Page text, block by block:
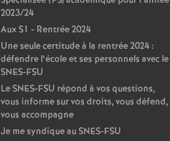
2023/24
Aux S1 - Rentrée 2024
Une seule certitude à la rentrée 2024 :
défendre l’école et ses personnels avec le
SNES-FSU
Le SNES-FSU répond à vos questions,
vous informe sur vos droits, vous défend,
vous accompagne
Je me syndique au SNES-FSU